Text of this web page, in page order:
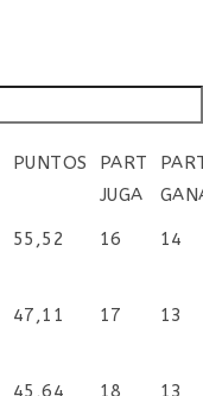
PUNTOS
PART
JUGA
PUNTOS
PART
55,52 16 14
47,11 17 13
45,64 18 13